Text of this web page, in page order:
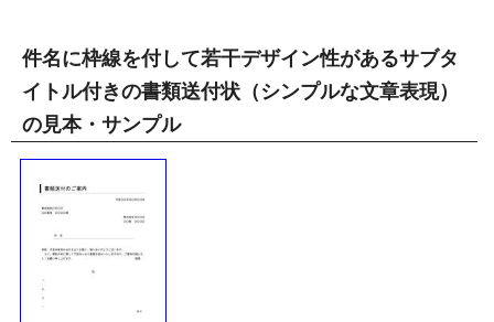
件名に枠線を付して若干デザイン性があるサブタ
イトル付きの書類送付状（シンプルな文章表現）
の見本・サンプル